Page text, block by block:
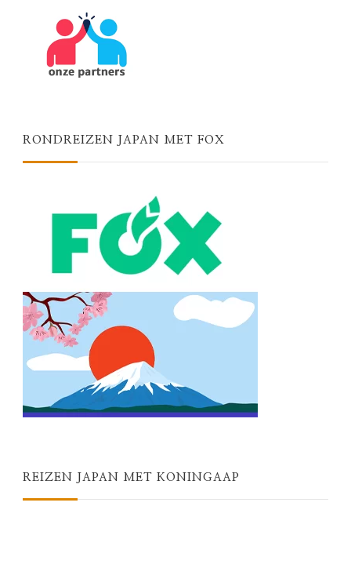
RONDREIZEN JAPAN MET FOX
REIZEN JAPAN MET KONINGAAP